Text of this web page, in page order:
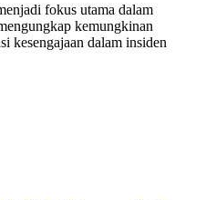
fokus utama dalam
kemungkinan
kesengajaan dalam insiden